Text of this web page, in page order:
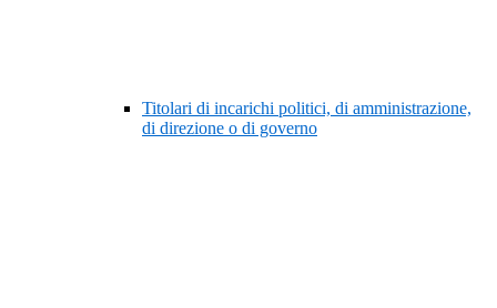
Titolari di incarichi politici, di amministrazione,
di direzione o di governo